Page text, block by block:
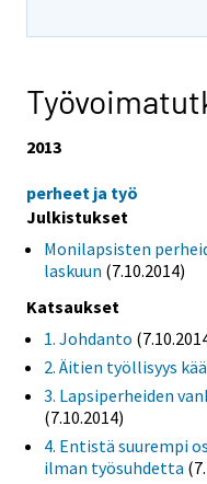
2013
perheet ja työ
Julkistukset
Monilapsisten
laskuun (7.10.2014)
Katsaukset
1. Johdanto
2. Äitien työllisyys
3. Lapsiperheiden
(7.10.2014)
4. Entistä suurempi
ilman työsuhdetta